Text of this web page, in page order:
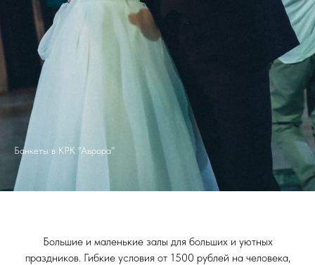
Банкеты в КРК "Аврора"
Большие и маленькие залы для больших и уютных
праздников. Гибкие условия от 1500 рублей на человека,